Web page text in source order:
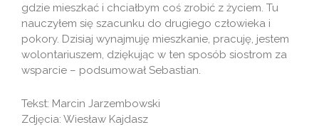
gdzie mieszkać i chciałbym coś zrobić z życiem. Tu
nauczyłem się szacunku do drugiego człowieka i
pokory. Dzisiaj wynajmuję mieszkanie, pracuję, jestem
wolontariuszem, dziękując w ten sposób siostrom za
wsparcie – podsumował Sebastian.
Tekst: Marcin Jarzembowski
Zdjęcia: Wiesław Kajdasz